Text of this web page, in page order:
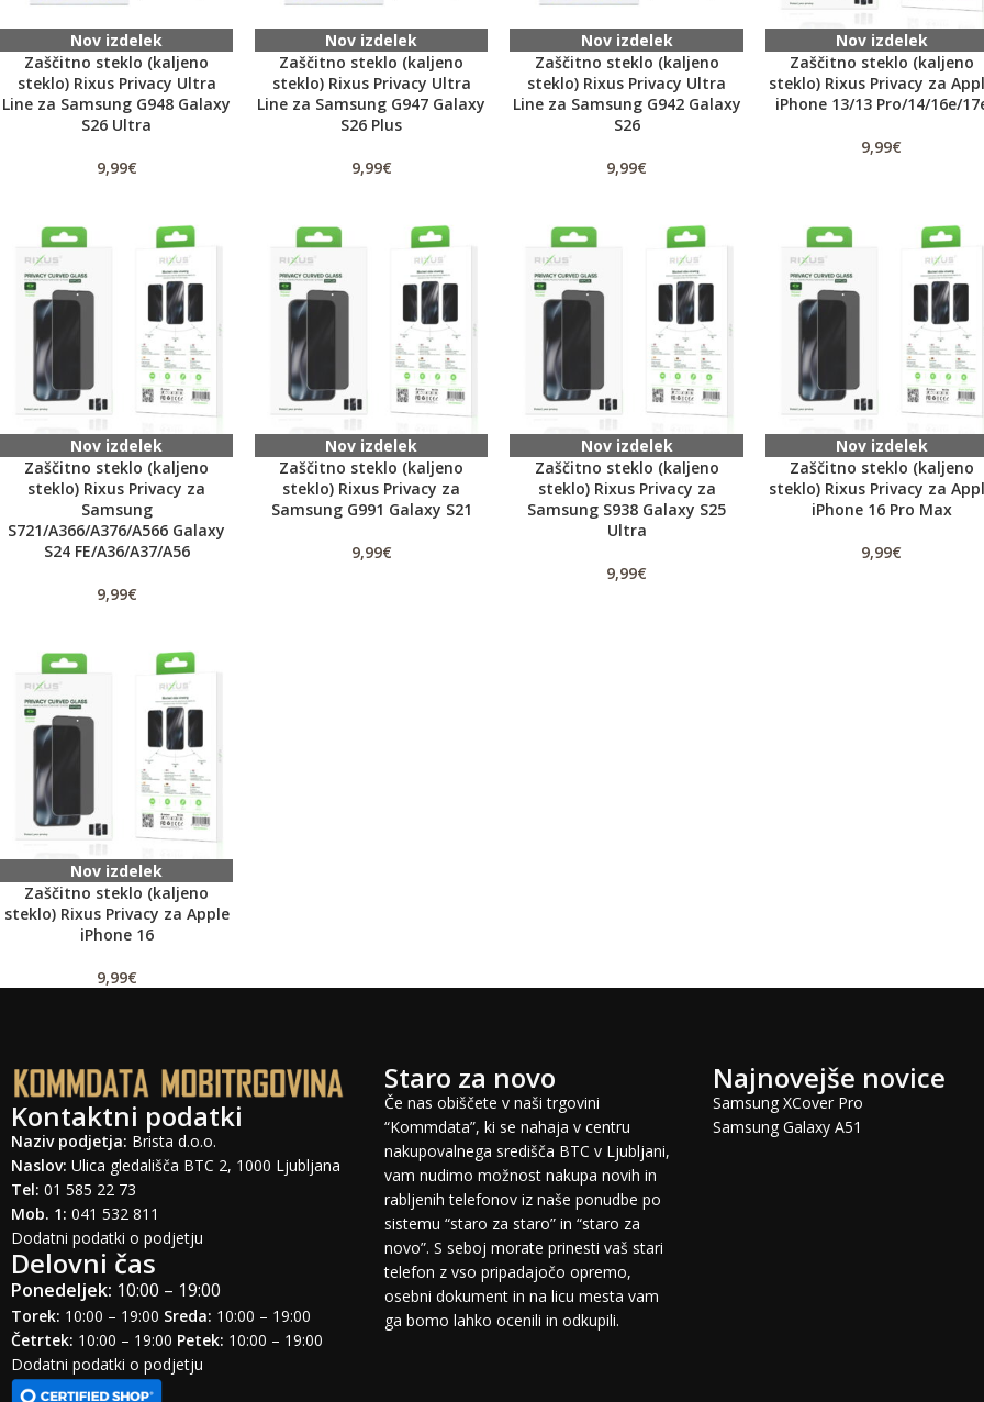
Nov izdelek
Zaščitno steklo (kaljeno
steklo) Rixus Privacy Ultra
Line za Samsung G948 Galaxy
S26 Ultra
9,99€
Nov izdelek
Zaščitno steklo (kaljeno
steklo) Rixus Privacy Ultra
Line za Samsung G947 Galaxy
S26 Plus
9,99€
Nov izdelek
Zaščitno steklo (kaljeno
steklo) Rixus Privacy Ultra
Line za Samsung G942 Galaxy
S26
9,99€
Nov izdelek
Zaščitno steklo (kaljeno
steklo) Rixus Privacy za
iPhone 13/13 Pro/14/16e/
9,99€
Nov izdelek
Zaščitno steklo (kaljeno
steklo) Rixus Privacy za
Samsung
S721/A366/A376/A566 Galaxy
S24 FE/A36/A37/A56
9,99€
Nov izdelek
Zaščitno steklo (kaljeno
steklo) Rixus Privacy za
Samsung G991 Galaxy S21
9,99€
Nov izdelek
Zaščitno steklo (kaljeno
steklo) Rixus Privacy za
Samsung S938 Galaxy S25
Ultra
9,99€
Nov izdelek
Zaščitno steklo (kaljeno
steklo) Rixus Privacy za
iPhone 16 Pro Max
9,99€
Nov izdelek
Zaščitno steklo (kaljeno
steklo) Rixus Privacy za Apple
iPhone 16
9,99€
Kontaktni podatki
Naziv podjetja: Brista d.o.o.
Naslov: Ulica gledališča BTC 2, 1000 Ljubljana
Tel: 01 585 22 73
Mob. 1: 041 532 811
Dodatni podatki o podjetju
Delovni čas
Ponedeljek: 10:00 – 19:00
Torek: 10:00 – 19:00 Sreda: 10:00 – 19:00
Četrtek: 10:00 – 19:00 Petek: 10:00 – 19:00
Dodatni podatki o podjetju
Staro za novo
Če nas obiščete v naši trgovini
“Kommdata”, ki se nahaja v centru
nakupovalnega središča BTC v Ljubljani,
vam nudimo možnost nakupa novih in
rabljenih telefonov iz naše ponudbe po
sistemu “staro za staro” in “staro za
novo”. S seboj morate prinesti vaš stari
telefon z vso pripadajočo opremo,
osebni dokument in na licu mesta vam
ga bomo lahko ocenili in odkupili.
Najnovejše novice
Samsung XCover Pro
Samsung Galaxy A51